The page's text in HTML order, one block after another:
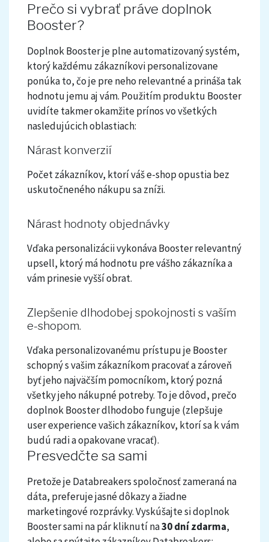
Prečo si vybrať práve doplnok
Booster?
Doplnok Booster je plne automatizovaný systém,
ktorý každému zákazníkovi personalizovane
ponúka to, čo je pre neho relevantné a prináša tak
hodnotu jemu aj vám. Použitím produktu Booster
uvidíte takmer okamžite prínos vo všetkých
nasledujúcich oblastiach:
Nárast konverzií
Počet zákazníkov, ktorí váš e-shop opustia bez
uskutočneného nákupu sa zníži.
Nárast hodnoty objednávky
Vďaka personalizácii vykonáva Booster relevantný
upsell, ktorý má hodnotu pre vášho zákazníka a
vám prinesie vyšší obrat.
Zlepšenie dlhodobej spokojnosti s vaším
e-shopom.
Vďaka personalizovanému prístupu je Booster
schopný s vašim zákazníkom pracovať a zároveň
byť jeho najväčším pomocníkom, ktorý pozná
všetky jeho nákupné potreby. To je dôvod, prečo
doplnok Booster dlhodobo funguje (zlepšuje
user experience vašich zákazníkov, ktorí sa k vám
budú radi a opakovane vracať).
Presvedčte sa sami
Pretože je Databreakers spoločnosť zameraná na
dáta, preferuje jasné dôkazy a žiadne
marketingové rozprávky. Vyskúšajte si doplnok
Booster sami na pár kliknutí na30 dní zdarma,